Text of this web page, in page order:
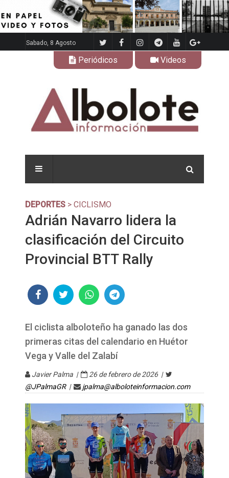
Sabado, 8 Agosto
Periódicos Videos
DEPORTES > CICLISMO
Adrián Navarro lidera la
clasificación del Circuito
Provincial BTT Rally
El ciclista alboloteño ha ganado las dos
primeras citas del calendario en Huétor
Vega y Valle del Zalabí
Javier Palma |
26 de febrero de 2026 |
@JPalmaGR| jpalma@alboloteinformacion.com